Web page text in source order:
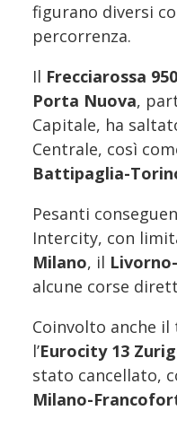
figurano diversi
percorrenza.
Il Frecciarossa
Porta Nuova,
Capitale, ha
Centrale, così
Battipaglia-
Pesanti
Intercity, con
Milano, il
alcune corse
Coinvolto anche
l’Eurocity 13
stato cancellato,
Milano-